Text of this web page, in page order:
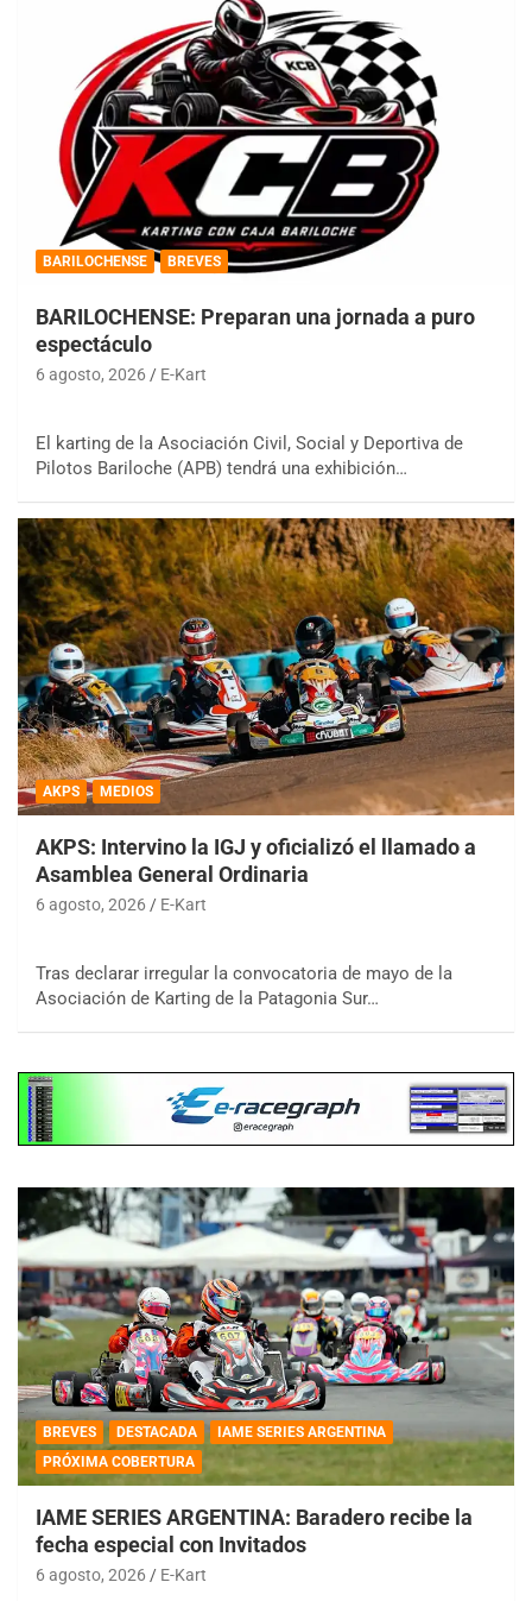
BARILOCHENSE BREVES
BARILOCHENSE: Preparan una jornada a puro
espectáculo
6 agosto, 2026 E-Kart
El karting de la Asociación Civil, Social y Deportiva de
Pilotos Bariloche (APB) tendrá una exhibición…
AKPS MEDIOS
AKPS: Intervino la IGJ y oficializó el llamado a
Asamblea General Ordinaria
6 agosto, 2026 E-Kart
Tras declarar irregular la convocatoria de mayo de la
Asociación de Karting de la Patagonia Sur…
BREVES DESTACADA
IAME SERIES ARGENTINA
PRÓXIMA COBERTURA
IAME SERIES ARGENTINA: Baradero recibe la
fecha especial con Invitados
6 agosto, 2026 E-Kart